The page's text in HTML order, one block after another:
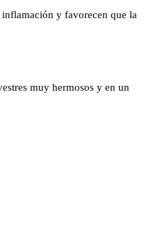
y favorecen que la
muy hermosos y en un